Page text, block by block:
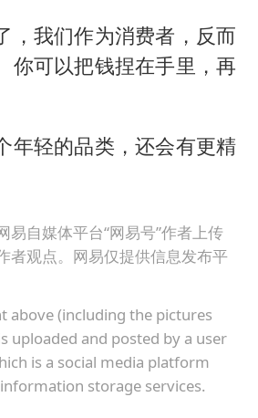
，我们作为消费者，反而
你可以把钱捏在手里，再
年轻的品类，还会有更精
易自媒体平台“网易号”作者上传
者观点。网易仅提供信息发布平
above (including the pictures
uploaded and posted by a user
is a social media platform
storage services.